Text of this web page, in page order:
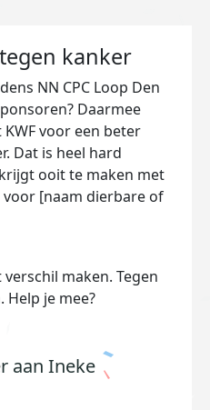
kanker
NN CPC Loop Den
Daarmee
voor een beter
Dat is heel hard
ooit te maken met
voor [naam dierbare of
maken. Tegen
Help je mee?
aan Ineke